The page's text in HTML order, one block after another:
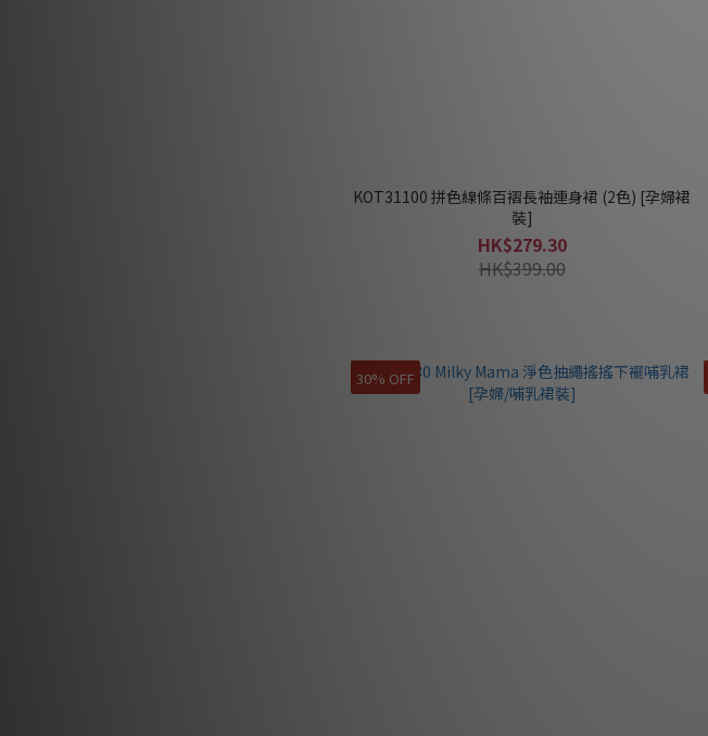
KOT31100 拼色線條百褶長袖連身裙 (2色) [孕婦裙
裝]
HK$279.30
HK$399.00
30% OFF